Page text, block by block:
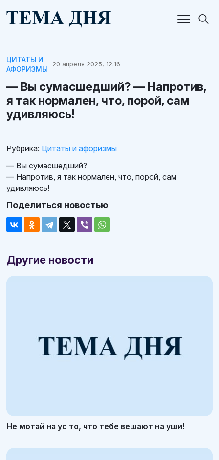
ЦИТАТЫ И
АФОРИЗМЫ
20 апреля 2025, 12:16
— Вы сумасшедший? — Напротив,
я так нормален, что, порой, сам
удивляюсь!
Рубрика: Цитаты и афоризмы
— Вы сумасшедший?
— Напротив, я так нормален, что, порой, сам
удивляюсь!
Поделиться новостью
Другие новости
Не мотай на ус то, что тебе вешают на уши!